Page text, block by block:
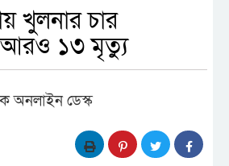
খুলনার চার
আরও ১৩ মৃত্যু
অনলাইন ডেস্ক